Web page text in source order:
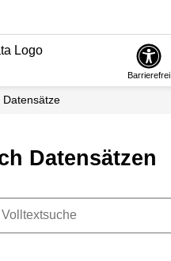
Barrierefrei
Datensätze
Datensätzen